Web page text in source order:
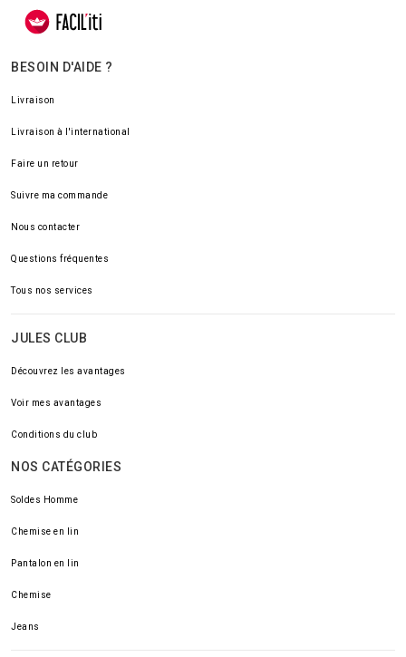
BESOIN D'AIDE ?
Livraison
Livraison à l'international
Faire un retour
Suivre ma commande
Nous contacter
Questions fréquentes
Tous nos services
JULES CLUB
Découvrez les avantages
Voir mes avantages
Conditions du club
NOS CATÉGORIES
Soldes Homme
Chemise en lin
Pantalon en lin
Chemise
Jeans